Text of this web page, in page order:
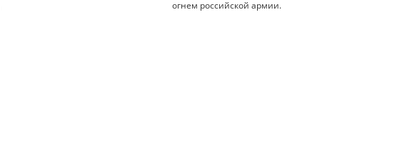
огнем российской армии.